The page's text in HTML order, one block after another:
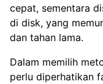
cepat, sementara
di disk, yang
dan tahan lama.
Dalam memilih
perlu diperhatikan